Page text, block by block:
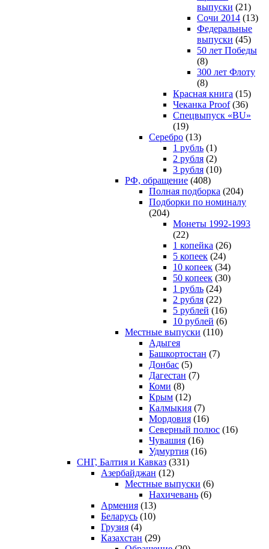
выпуски (21)
Сочи 2014 (13)
Федеральные
выпуски (45)
50 лет Победы
(8)
300 лет Флоту
(8)
Красная книга (15)
Чеканка Proof(36)
Спецвыпуск «BU»
(19)
Серебро (13)
1 рубль (1)
2 рубля (2)
3 рубля (10)
РФ, обращение (408)
Полная подборка (204)
Подборки по номиналу
(204)
Монеты 1992-1993
(22)
1 копейка (26)
5 копеек (24)
10 копеек (34)
50 копеек (30)
1 рубль (24)
2 рубля (22)
5 рублей (16)
10 рублей (6)
Местные выпуски (110)
Адыгея
Башкортостан (7)
Донбас (5)
Дагестан (7)
Коми (8)
Крым (12)
Калмыкия (7)
Мордовия (16)
Северный полюс (16)
Чувашия (16)
Удмуртия (16)
СНГ, Балтия и Кавказ (331)
Азербайджан (12)
Местные выпуски (6)
Нахичевань (6)
Армения (13)
Беларусь (10)
Грузия (4)
Казахстан (29)